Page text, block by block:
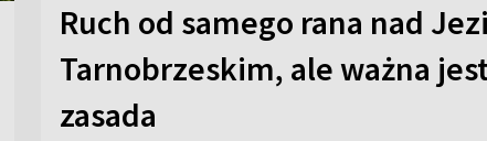
Ruch od samego rana nad
Tarnobrzeskim, ale ważna
zasada